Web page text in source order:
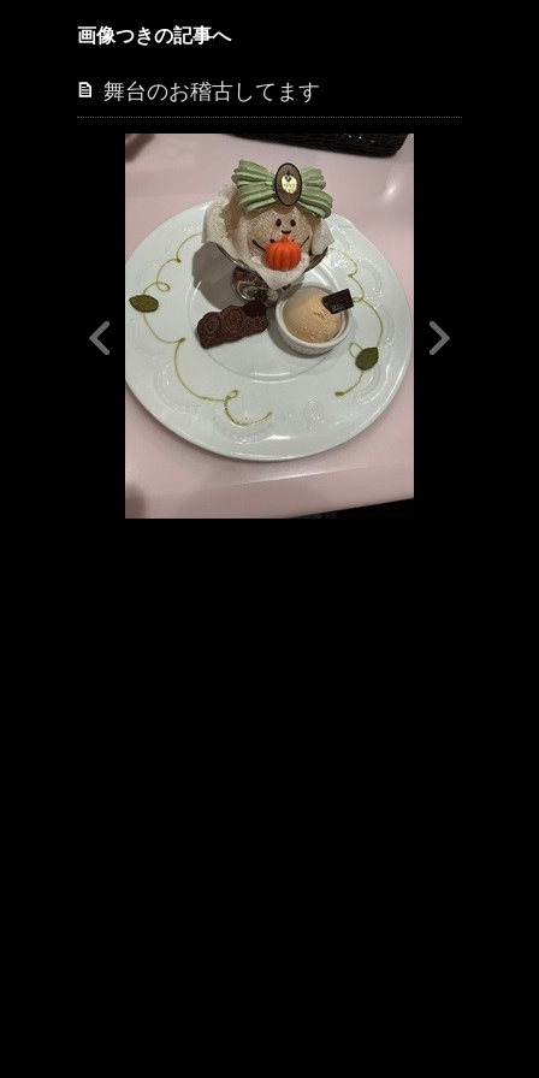
画像つきの記事へ
舞台のお稽古してます